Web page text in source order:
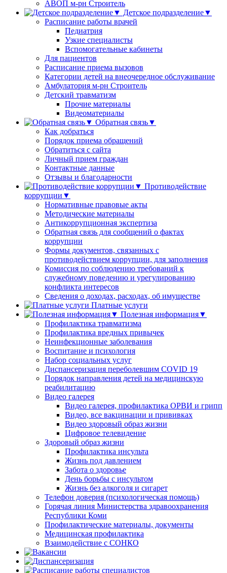
АВОП м-рн Строитель
Детское подразделение▼
Расписание работы врачей
Педиатрия
Узкие специалисты
Вспомогательные кабинеты
Для пациентов
Расписание приема вызовов
Категории детей на внеочередное обслуживание
Амбулатория м-рн Строитель
Детский травматизм
Прочие материалы
Видеоматериалы
Обратная связь▼
Как добраться
Порядок приема обращений
Обратиться с сайта
Личный прием граждан
Контактные данные
Отзывы и благодарности
Противодействие
коррупции▼
Нормативные правовые акты
Методические материалы
Антикоррупционная экспертиза
Обратная связь для сообщений о фактах
коррупции
Формы документов, связанных с
противодействием коррупции, для заполнения
Комиссия по соблюдению требований к
служебному поведению и урегулированию
конфликта интересов
Сведения о доходах, расходах, об имуществе
Платные услуги
Полезная информация▼
Профилактика травматизма
Профилактика вредных привычек
Неинфекционные заболевания
Воспитание и психология
Набор социальных услуг
Диспансеризация переболевшим COVID 19
Порядок направления детей на медицинскую
реабилитацию
Видео галерея
Видео галерея, профилактика ОРВИ и грипп
Видео, все вакцинации и прививках
Видео здоровый образ жизни
Цифровое телевидение
Здоровый образ жизни
Профилактика инсульта
Жизнь под давлением
Забота о здоровье
День борьбы с инсультом
Жизнь без алкоголя и сигарет
Телефон доверия (психологическая помощь)
Горячая линия Министерства здравоохранения
Республики Коми
Профилактические материалы, документы
Медицинская профилактика
Взаимодействие с СОНКО